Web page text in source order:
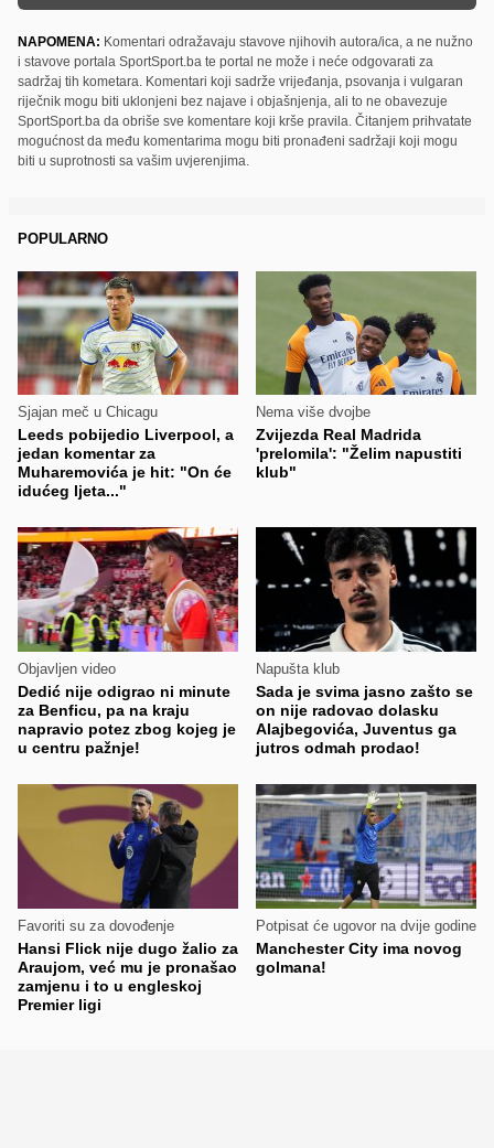
NAPOMENA: Komentari odražavaju stavove njihovih autora/ica, a ne nužno
i stavove portala SportSport.ba te portal ne može i neće odgovarati za
sadržaj tih kometara. Komentari koji sadrže vrijeđanja, psovanja i vulgaran
riječnik mogu biti uklonjeni bez najave i objašnjenja, ali to ne obavezuje
SportSport.ba da obriše sve komentare koji krše pravila. Čitanjem prihvatate
mogućnost da među komentarima mogu biti pronađeni sadržaji koji mogu
biti u suprotnosti sa vašim uvjerenjima.
POPULARNO
Sjajan meč u Chicagu
Leeds pobijedio Liverpool, a
jedan komentar za
Muharemovića je hit: "On će
idućeg ljeta..."
Nema više dvojbe
Zvijezda Real Madrida
'prelomila': "Želim napustiti
klub"
Objavljen video
Dedić nije odigrao ni minute
za Benficu, pa na kraju
napravio potez zbog kojeg je
u centru pažnje!
Napušta klub
Sada je svima jasno zašto se
on nije radovao dolasku
Alajbegovića, Juventus ga
jutros odmah prodao!
Favoriti su za dovođenje
Hansi Flick nije dugo žalio za
Araujom, već mu je pronašao
zamjenu i to u engleskoj
Premier ligi
Potpisat će ugovor na dvije godine
Manchester City ima novog
golmana!